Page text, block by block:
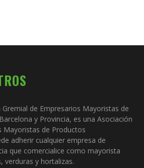
Gremial de Empresarios Mayoristas de
y Provincia, es una Asociación
de Productos
adherir cualquier empresa de
que comercialice como mayorista
verduras y hortalizas.